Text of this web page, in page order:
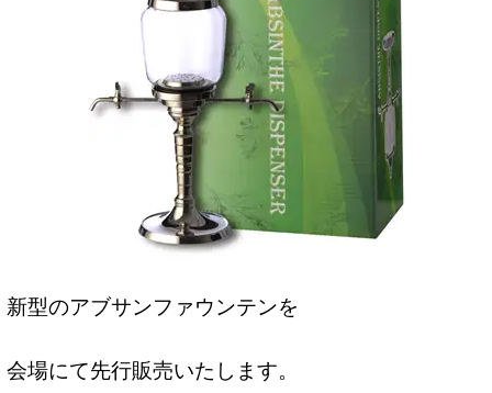
新型のアブサンファウンテンを
会場にて先行販売いたします。